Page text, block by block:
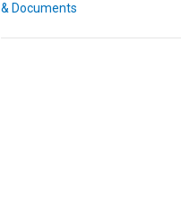
& Documents